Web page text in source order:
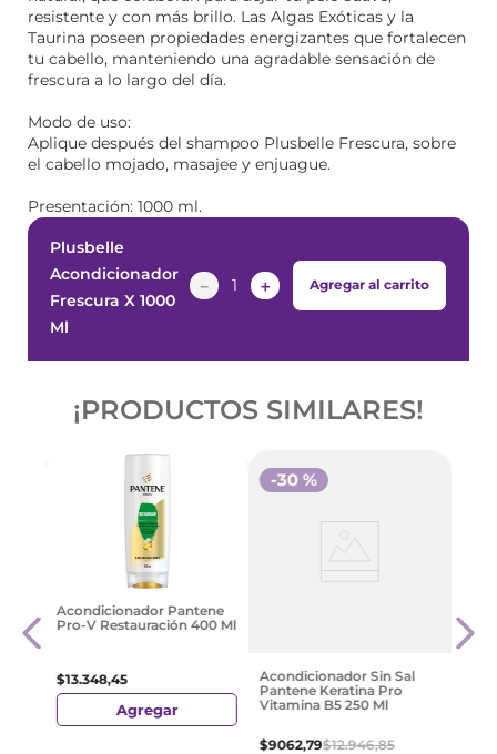
resistente y con más brillo. Las Algas Exóticas y la
Taurina poseen propiedades energizantes que fortalecen
tu cabello, manteniendo una agradable sensación de
frescura a lo largo del día.
Modo de uso:
Aplique después del shampoo Plusbelle Frescura, sobre
el cabello mojado, masajee y enjuague.
Presentación: 1000 ml.
Plusbelle
Acondicionador
Frescura X 1000
Ml
＋
－ Agregar al carrito
¡PRODUCTOS SIMILARES!
Acondicionador Pantene
Pro-V Restauración 400 Ml
$13.348,45
Agregar
Acondicionador Sin Sal
Pantene Keratina Pro
Vitamina B5 250 Ml
$9062,79$12.946,85
-30 %